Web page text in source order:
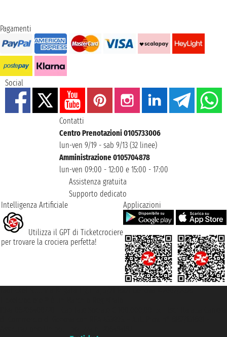
Pagamenti
Social
Contatti
Centro Prenotazioni 0105733006
lun-ven 9/19 - sab 9/13 (32 linee)
Amministrazione 0105704878
lun-ven 09:00 - 12:00 e 15:00 - 17:00
Assistenza gratuita
Supporto dedicato
Intelligenza Artificiale
Utilizza il GPT di Ticketcrociere
per trovare la crociera perfetta!
Applicazioni